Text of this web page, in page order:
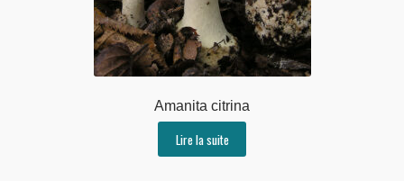
Amanita citrina
Lire la suite